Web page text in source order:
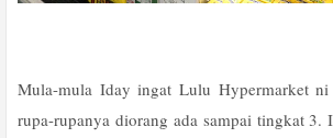
Mula-mula Iday ingat Lulu Hypermarket
rupa-rupanya diorang ada sampai tingkat 3.